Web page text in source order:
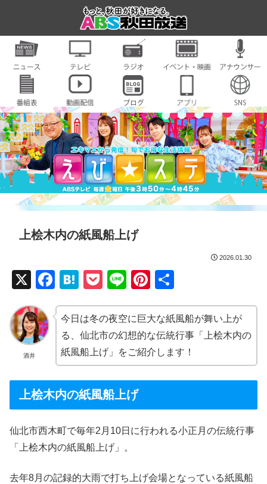
上桧木内の紙風船上げ
2026.01.30
X
F
c
e
b
o
o
k
H
e
n
a
P
ck
et
Li
e
Pi
er
e
st
酒井
今日は冬の夜空に巨大な紙風船が舞い上が
る、仙北市の幻想的な伝統行事「上桧木内の
紙風船上げ」をご紹介します！
上桧木内の紙風船上げ
仙北市西木町で毎年2月10日に行われる小正月の伝統行事
「上桧木内の紙風船上げ」。
去年8月の記録的大雨で打ち上げ会場となっている紙風船